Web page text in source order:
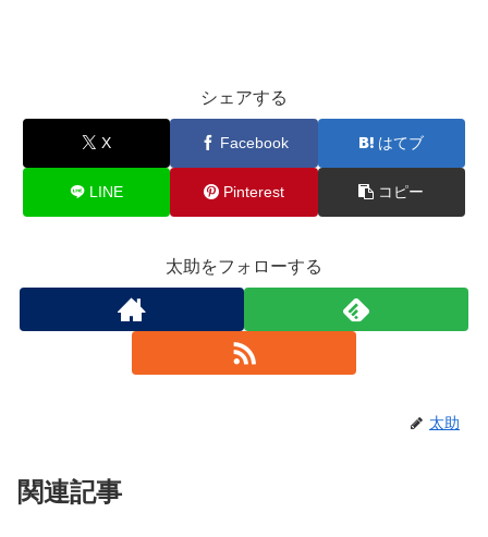
シェアする
X Facebook はてブ
LINE Pinterest コピー
太助をフォローする
太助
関連記事